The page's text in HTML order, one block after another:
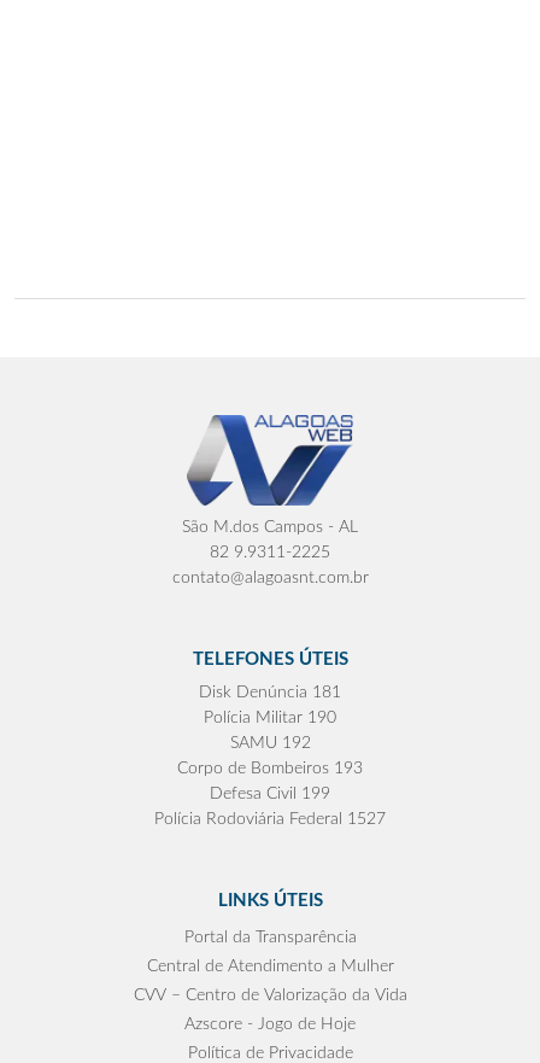
São M.dos Campos - AL
82 9.9311-2225
contato@alagoasnt.com.br
TELEFONES ÚTEIS
Disk Denúncia 181
Polícia Militar 190
SAMU 192
Corpo de Bombeiros 193
Defesa Civil 199
Polícia Rodoviária Federal 1527
LINKS ÚTEIS
Portal da Transparência
Central de Atendimento a Mulher
CVV – Centro de Valorização da Vida
Azscore - Jogo de Hoje
Política de Privacidade